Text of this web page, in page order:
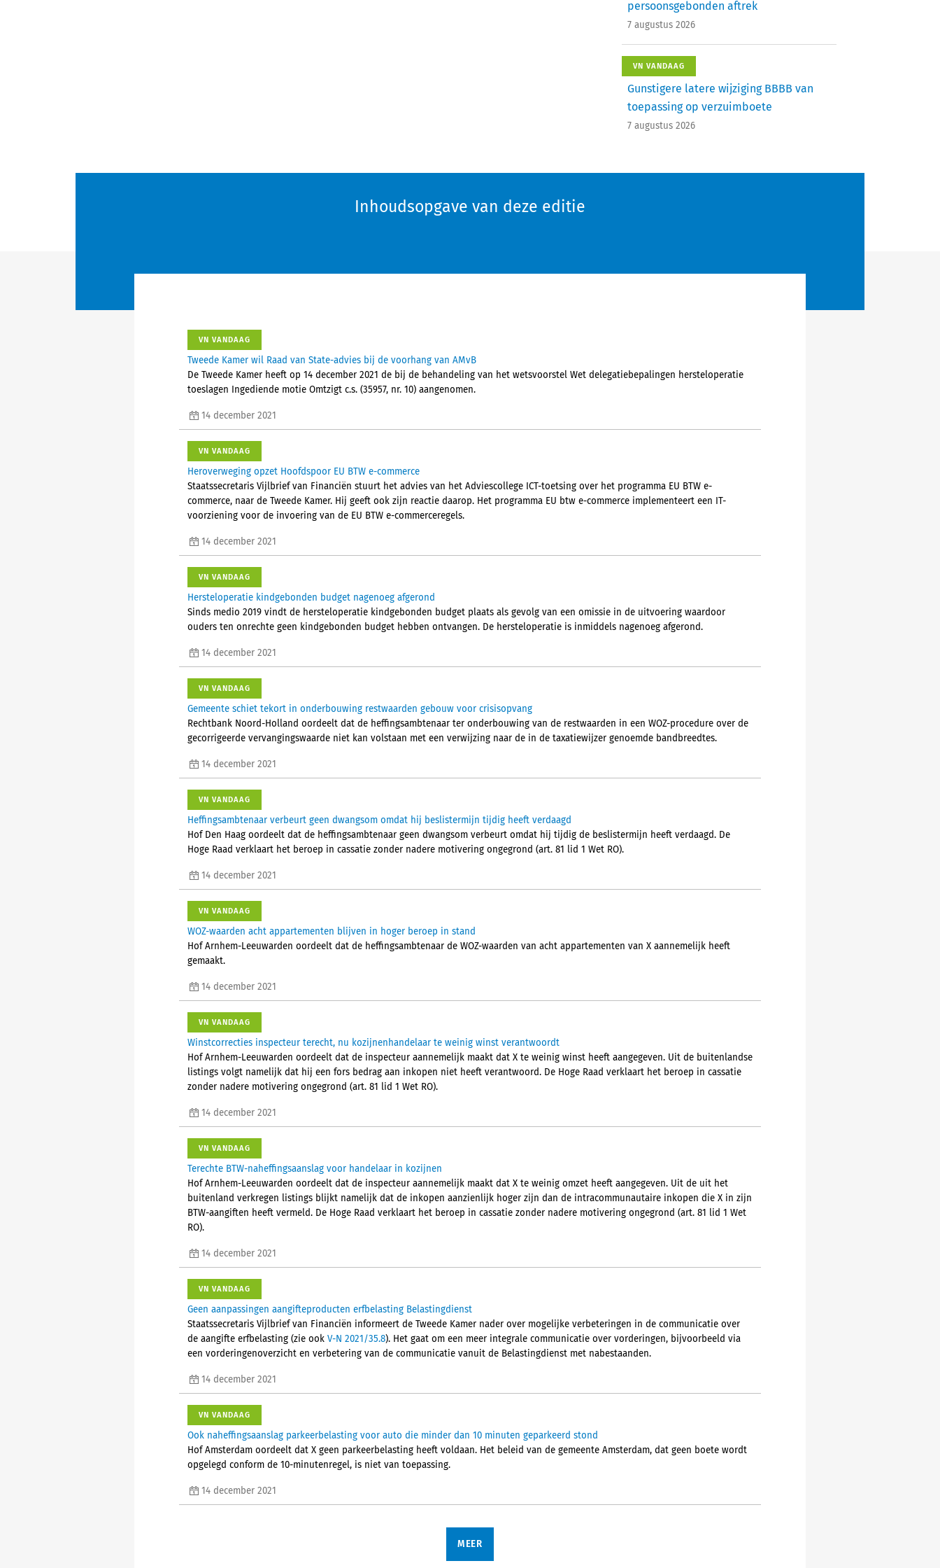
persoonsgebonden aftrek
7 augustus 2026
VN VANDAAG
Gunstigere latere wijziging BBBB van
toepassing op verzuimboete
7 augustus 2026
Inhoudsopgave van deze editie
VN VANDAAG
Tweede Kamer wil Raad van State-advies bij de voorhang van AMvB
De Tweede Kamer heeft op 14 december 2021 de bij de behandeling van het wetsvoorstel Wet delegatiebepalingen hersteloperatie
toeslagen Ingediende motie Omtzigt c.s. (35957, nr. 10) aangenomen.
14 december 2021
VN VANDAAG
Heroverweging opzet Hoofdspoor EU BTW e-commerce
Staatssecretaris Vijlbrief van Financiën stuurt het advies van het Adviescollege ICT-toetsing over het programma EU BTW e-
commerce, naar de Tweede Kamer. Hij geeft ook zijn reactie daarop. Het programma EU btw e-commerce implementeert een IT-
voorziening voor de invoering van de EU BTW e-commerceregels.
14 december 2021
VN VANDAAG
Hersteloperatie kindgebonden budget nagenoeg afgerond
Sinds medio 2019 vindt de hersteloperatie kindgebonden budget plaats als gevolg van een omissie in de uitvoering waardoor
ouders ten onrechte geen kindgebonden budget hebben ontvangen. De hersteloperatie is inmiddels nagenoeg afgerond.
14 december 2021
VN VANDAAG
Gemeente schiet tekort in onderbouwing restwaarden gebouw voor crisisopvang
Rechtbank Noord-Holland oordeelt dat de heffingsambtenaar ter onderbouwing van de restwaarden in een WOZ-procedure over de
gecorrigeerde vervangingswaarde niet kan volstaan met een verwijzing naar de in de taxatiewijzer genoemde bandbreedtes.
14 december 2021
VN VANDAAG
Heffingsambtenaar verbeurt geen dwangsom omdat hij beslistermijn tijdig heeft verdaagd
Hof Den Haag oordeelt dat de heffingsambtenaar geen dwangsom verbeurt omdat hij tijdig de beslistermijn heeft verdaagd. De
Hoge Raad verklaart het beroep in cassatie zonder nadere motivering ongegrond (art. 81 lid 1 Wet RO).
14 december 2021
VN VANDAAG
WOZ-waarden acht appartementen blijven in hoger beroep in stand
Hof Arnhem-Leeuwarden oordeelt dat de heffingsambtenaar de WOZ-waarden van acht appartementen van X aannemelijk heeft
gemaakt.
14 december 2021
VN VANDAAG
Winstcorrecties inspecteur terecht, nu kozijnenhandelaar te weinig winst verantwoordt
Hof Arnhem-Leeuwarden oordeelt dat de inspecteur aannemelijk maakt dat X te weinig winst heeft aangegeven. Uit de buitenlandse
listings volgt namelijk dat hij een fors bedrag aan inkopen niet heeft verantwoord. De Hoge Raad verklaart het beroep in cassatie
zonder nadere motivering ongegrond (art. 81 lid 1 Wet RO).
14 december 2021
VN VANDAAG
Terechte BTW-naheffingsaanslag voor handelaar in kozijnen
Hof Arnhem-Leeuwarden oordeelt dat de inspecteur aannemelijk maakt dat X te weinig omzet heeft aangegeven. Uit de uit het
buitenland verkregen listings blijkt namelijk dat de inkopen aanzienlijk hoger zijn dan de intracommunautaire inkopen die X in zijn
BTW-aangiften heeft vermeld. De Hoge Raad verklaart het beroep in cassatie zonder nadere motivering ongegrond (art. 81 lid 1 Wet
RO).
14 december 2021
VN VANDAAG
Geen aanpassingen aangifteproducten erfbelasting Belastingdienst
Staatssecretaris Vijlbrief van Financiën informeert de Tweede Kamer nader over mogelijke verbeteringen in de communicatie over
de aangifte erfbelasting (zie ook V-N 2021/35.8). Het gaat om een meer integrale communicatie over vorderingen, bijvoorbeeld via
een vorderingenoverzicht en verbetering van de communicatie vanuit de Belastingdienst met nabestaanden.
14 december 2021
VN VANDAAG
Ook naheffingsaanslag parkeerbelasting voor auto die minder dan 10 minuten geparkeerd stond
Hof Amsterdam oordeelt dat X geen parkeerbelasting heeft voldaan. Het beleid van de gemeente Amsterdam, dat geen boete wordt
opgelegd conform de 10-minutenregel, is niet van toepassing.
14 december 2021
MEER